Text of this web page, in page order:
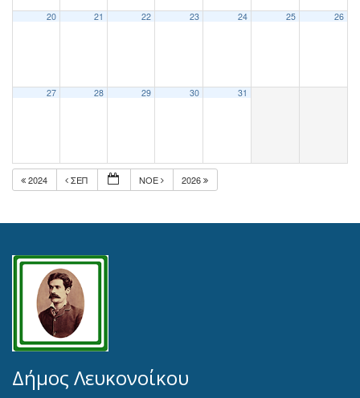
20 21 22 23 24 25 26
27 28 29 30 31
2024 ΣΕΠ ΝΟΈ 2026
Δήμος Λευκονοίκου